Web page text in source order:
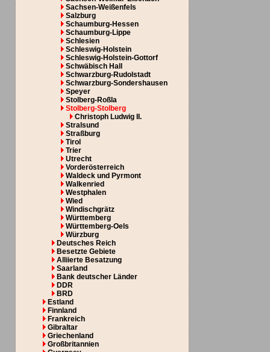
Sachsen-Weißenfels
Salzburg
Schaumburg-Hessen
Schaumburg-Lippe
Schlesien
Schleswig-Holstein
Schleswig-Holstein-Gottorf
Schwäbisch Hall
Schwarzburg-Rudolstadt
Schwarzburg-Sondershausen
Speyer
Stolberg-Roßla
Stolberg-Stolberg
Christoph Ludwig II.
Stralsund
Straßburg
Tirol
Trier
Utrecht
Vorderösterreich
Waldeck und Pyrmont
Walkenried
Westphalen
Wied
Windischgrätz
Württemberg
Württemberg-Oels
Würzburg
Deutsches Reich
Besetzte Gebiete
Alliierte Besatzung
Saarland
Bank deutscher Länder
DDR
BRD
Estland
Finnland
Frankreich
Gibraltar
Griechenland
Großbritannien